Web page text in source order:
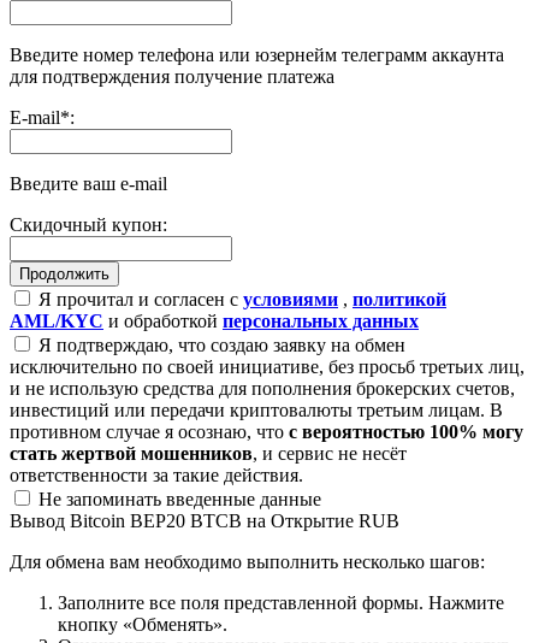
Введите номер телефона или юзернейм телеграмм аккаунта
для подтверждения получение платежа
E-mail*:
Введите ваш e-mail
Скидочный купон:
Я прочитал и согласен с условиями , политикой
AML/KYC и обработкой персональных данных
Я подтверждаю, что создаю заявку на обмен
исключительно по своей инициативе, без просьб третьих лиц,
и не использую средства для пополнения брокерских счетов,
инвестиций или передачи криптовалюты третьим лицам. В
противном случае я осознаю, что с вероятностью 100% могу
стать жертвой мошенников, и сервис не несёт
ответственности за такие действия.
Не запоминать введенные данные
Вывод Bitcoin BEP20 BTCB на Открытие RUB
Для обмена вам необходимо выполнить несколько шагов:
Заполните все поля представленной формы. Нажмите
кнопку «Обменять».